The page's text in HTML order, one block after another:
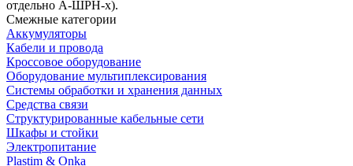
отдельно А-ШРН-х).
Смежные категории
Аккумуляторы
Кабели и провода
Кроссовое оборудование
Оборудование мультиплексирования
Системы обработки и хранения данных
Средства связи
Структурированные кабельные сети
Шкафы и стойки
Электропитание
Plastim & Onka